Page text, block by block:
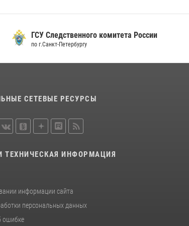
Представитель Росгвардии принял участие в
работе круглого стола на III Международном
петербургском цифровом форуме
19 июля 2026, 09:24 2
провели встречу с воспитанниками детского
16 июля 2026, 10:58 2
ГСУ Следственного комитета России
по г.Санкт-Петербургу
СЕТЕВЫЕ РЕСУРСЫ
ТЕХНИЧЕСКАЯ ИНФОРМАЦИЯ
информации сайта
персональных данных
ошибке